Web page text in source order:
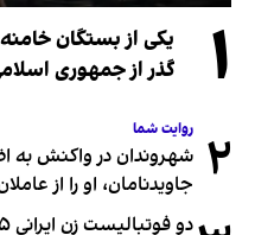
۱
یکی از بستگان
گذر از جمهوری
۲ روایت شما
شهروندان در واکنش به
جاویدنامان، او را از